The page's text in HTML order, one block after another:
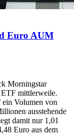
Euro AUM
Morningstar
mittlerweile.
ein Volumen von
ausstehende
damit nur 1,01
Euro aus dem